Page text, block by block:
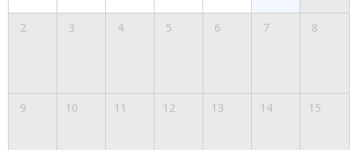
2 3 4 5 6 7 8
9 10 11 12 13 14 15